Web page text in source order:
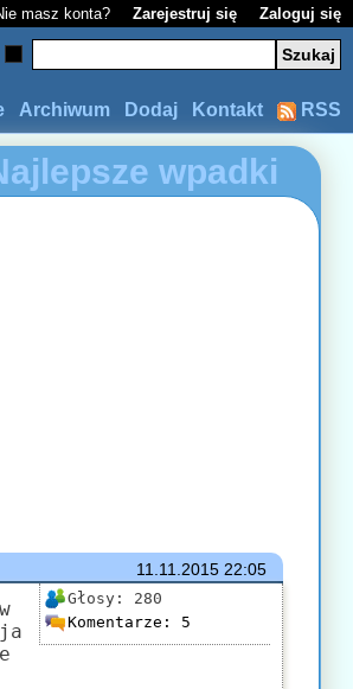
masz konta? Zarejestruj się Zaloguj się
RSS
Kontakt
Dodaj
Archiwum
wpadki
11.11.201522:05
Głosy: 280
Komentarze: 5